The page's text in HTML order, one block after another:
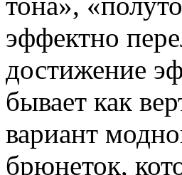
эффектно
достижение
бывает как
вариант
брюнеток,